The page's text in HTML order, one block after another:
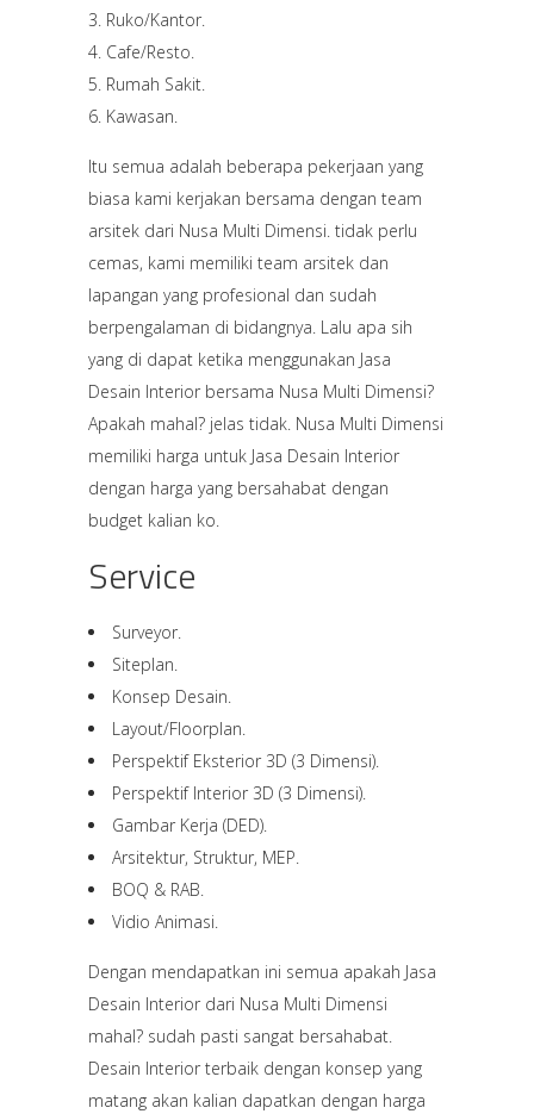
Ruko/Kantor.
Cafe/Resto.
Rumah Sakit.
Kawasan.
Itu semua adalah beberapa pekerjaan yang
biasa kami kerjakan bersama dengan team
arsitek dari Nusa Multi Dimensi. tidak perlu
cemas, kami memiliki team arsitek dan
lapangan yang profesional dan sudah
berpengalaman di bidangnya. Lalu apa sih
yang di dapat ketika menggunakan Jasa
Desain Interior bersama Nusa Multi Dimensi?
Apakah mahal? jelas tidak. Nusa Multi Dimensi
memiliki harga untuk Jasa Desain Interior
dengan harga yang bersahabat dengan
budget kalian ko.
Service
Surveyor.
Siteplan.
Konsep Desain.
Layout/Floorplan.
Perspektif Eksterior 3D (3 Dimensi).
Perspektif Interior 3D (3 Dimensi).
Gambar Kerja (DED).
Arsitektur, Struktur, MEP.
BOQ & RAB.
Vidio Animasi.
Dengan mendapatkan ini semua apakah Jasa
Desain Interior dari Nusa Multi Dimensi
mahal? sudah pasti sangat bersahabat.
Desain Interior terbaik dengan konsep yang
matang akan kalian dapatkan dengan harga